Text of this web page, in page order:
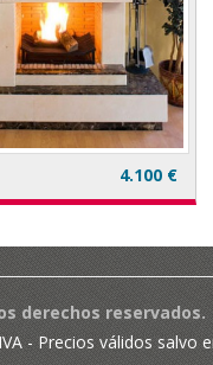
4.100 €
derechos reservados.
- Precios válidos